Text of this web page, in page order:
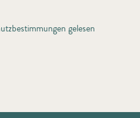
gelesen